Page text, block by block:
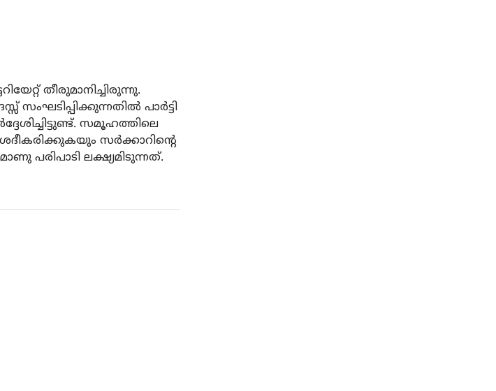
തീരുമാനിച്ചിരുന്നു.
പാര്‍ട്ടി
സമൂഹത്തിലെ
സര്‍ക്കാറിന്റെ
പരിപാടി ലക്ഷ്യമിടുന്നത്.